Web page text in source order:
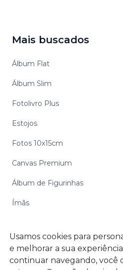
Usamos cookies para
e melhorar a sua
continuar navegando, você
Mais buscados
Álbum Flat
Álbum Slim
Fotolivro Plus
Estojos
Fotos 10x15cm
Canvas Premium
Álbum de Figurinhas
Ímãs
Digipix Gráfica Digital S.A.